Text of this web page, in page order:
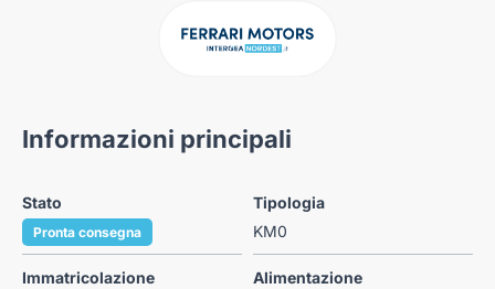
Informazioni principali
Stato
Pronta consegna
Tipologia
KM0
Immatricolazione
Alimentazione